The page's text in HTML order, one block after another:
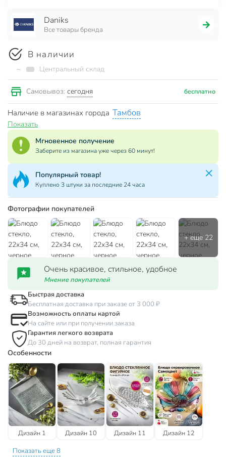
Daniks
Все товары бренда
В наличии
~ Центральный склад
Самовывоз: сегодня бесплатно
Наличие в магазинах города Тамбов
Показать
Мгновенное получение
Заберите из магазина уже через 60 минут!
Популярная категория!
За сутки куплен 181 товар
Фотографии покупателей
Очень красивое, стильное, удобное
Мнение покупателей
Быстрая доставка
Бесплатная доставка при заказе от 3 000 ₽
Возможность оплаты картой
На сайте или при получении заказа
Гарантия легкого возврата
До 30 дней на возврат, полная гарантия
Особенности
Дизайн 1 Дизайн 10 Дизайн 11 Дизайн 12
Показать еще 8